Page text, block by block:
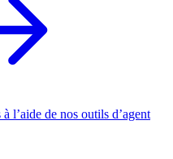
l’aide de nos outils d’agent